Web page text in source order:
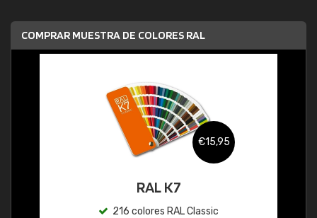
COMPRAR MUESTRA DE COLORES RAL
€15,95
RAL K7
216 colores RAL Classic